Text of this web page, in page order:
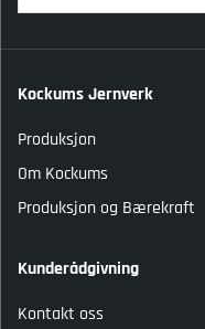
Kockums Jernverk
Produksjon
Om Kockums
Produksjon og Bærekraft
Kunderådgivning
Kontakt oss